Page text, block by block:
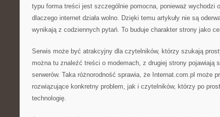
typu forma treści jest szczególnie pomocna, ponieważ wychodzi
dlaczego internet działa wolno. Dzięki temu artykuły nie są
wynikają z codziennych pytań. To buduje charakter strony jako
Serwis może być atrakcyjny dla czytelników, którzy szukają
można tu znaleźć treści o modemach, z drugiej strony pojawiają
serwerów. Taka różnorodność sprawia, że Internat.com.pl może
rozwiązujące konkretny problem, jak i czytelników, którzy po
technologię.